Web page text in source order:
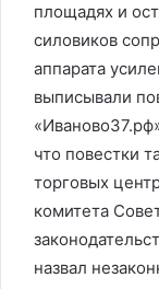
площадях и
силовиков
аппарата
выписывали
что повестки
торговых
комитета
назвал